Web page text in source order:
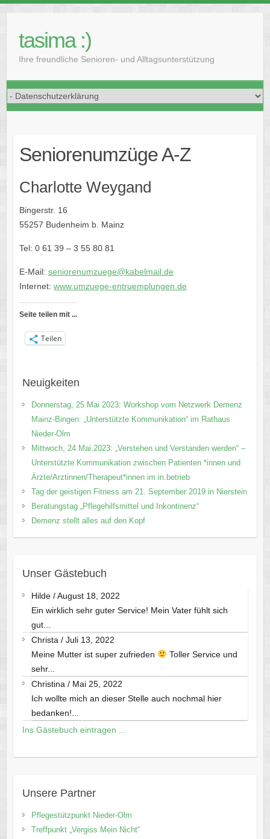
contenttasima :)
Ihre freundliche Senioren- und Alltagsunterstützung
Seniorenumzüge A-Z
Charlotte Weygand
Bingerstr. 16
55257 Budenheim b. Mainz
Tel: 0 61 39 – 3 55 80 81
E-Mail: seniorenumzuege@kabelmail.de
Internet: www.umzuege-entruemplungen.de
Seite teilen mit ...
Teilen
Neuigkeiten
Donnerstag, 25.Mai 2023: Workshop vom Netzwerk Demenz
Mainz-Bingen: „Unterstützte Kommunikation“ im Rathaus
Nieder-Olm
Mittwoch, 24.Mai.2023: „Verstehen und Verstanden werden“ –
Unterstützte Kommunikation zwischen Patienten *innen und
Ärzte/Arztinnen/Therapeut*innen im in.betrieb
Tag der geistigen Fitness am 21. September 2019 in Nierstein
Beratungstag „Pflegehilfsmittel und Inkontinenz“
Demenz stellt alles auf den Kopf
Unser Gästebuch
Hilde/August 18, 2022
Ein wirklich sehr guter Service! Mein Vater fühlt sich
gut...
Christa / Juli 13, 2022
Meine Mutter ist super zufrieden
Toller Service und
sehr...
Christina / Mai 25, 2022
Ich wollte mich an dieser Stelle auch nochmal hier
bedanken!...
Ins Gästebuch eintragen ...
Unsere Partner
Pflegestützpunkt Nieder-Olm
Treffpunkt „Vergiss Mein Nicht“